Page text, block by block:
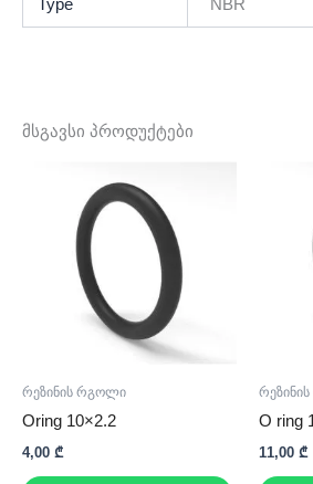
Type NBR
მსგავსი პროდუქტები
რეზინის რგოლი
Oring 10×2.2
4,00 ₾
O ring
11,00 ₾